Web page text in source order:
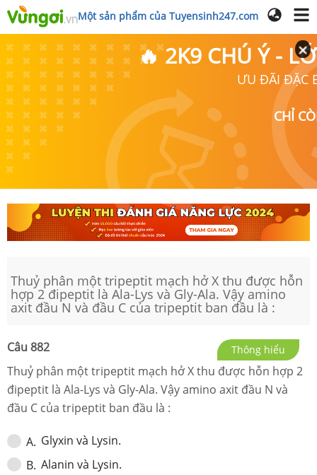
Một sản phẩm của Tuyensinh247.com
🔥 2K9 CHÚ Ý -
ƯU ĐÃI ĐẶC
CHỈ
Thuỷ phân một tripeptit mạch hở X thu được hỗn
hợp 2 đipeptit là Ala-Lys và Gly-Ala. Vậy amino
axit đầu N và đầu C của tripeptit ban đầu là :
Câu 882 Thông hiểu
Thuỷ phân một tripeptit mạch hở X thu được hỗn hợp 2
đipeptit là Ala-Lys và Gly-Ala. Vậy amino axit đầu N và
đầu C của tripeptit ban đầu là :
A. Glyxin và Lysin.
B. Alanin và Lysin.